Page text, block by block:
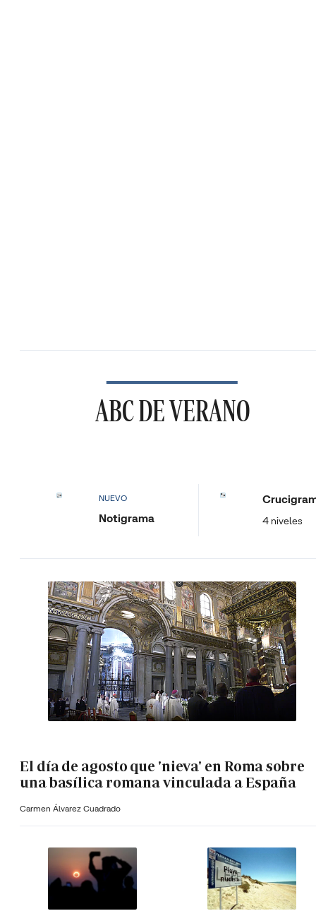
ABC DE VERANO
NUEVO
Notigrama 4 niveles
El día de agosto que 'nieva' en Roma sobre
una basílica romana vinculada a España
Carmen Álvarez Cuadrado